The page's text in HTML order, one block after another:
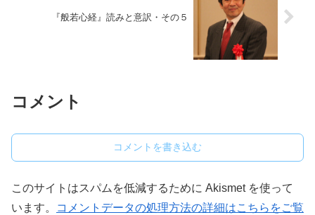
『般若心経』読みと意訳・その５
コメント
コメントを書き込む
このサイトはスパムを低減するために Akismet を使って
います。
コメントデータの処理方法の詳細はこちらをご覧